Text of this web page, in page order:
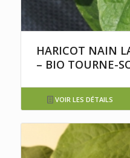
HARICOT NAIN
– BIO TOURNE-
VOIR LES DÉTAILS